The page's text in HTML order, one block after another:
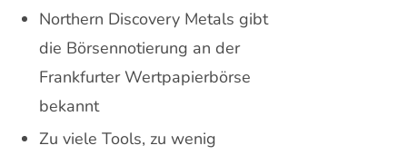
Northern Discovery Metals gibt
die Börsennotierung an der
Frankfurter Wertpapierbörse
bekannt
Zu viele Tools, zu wenig